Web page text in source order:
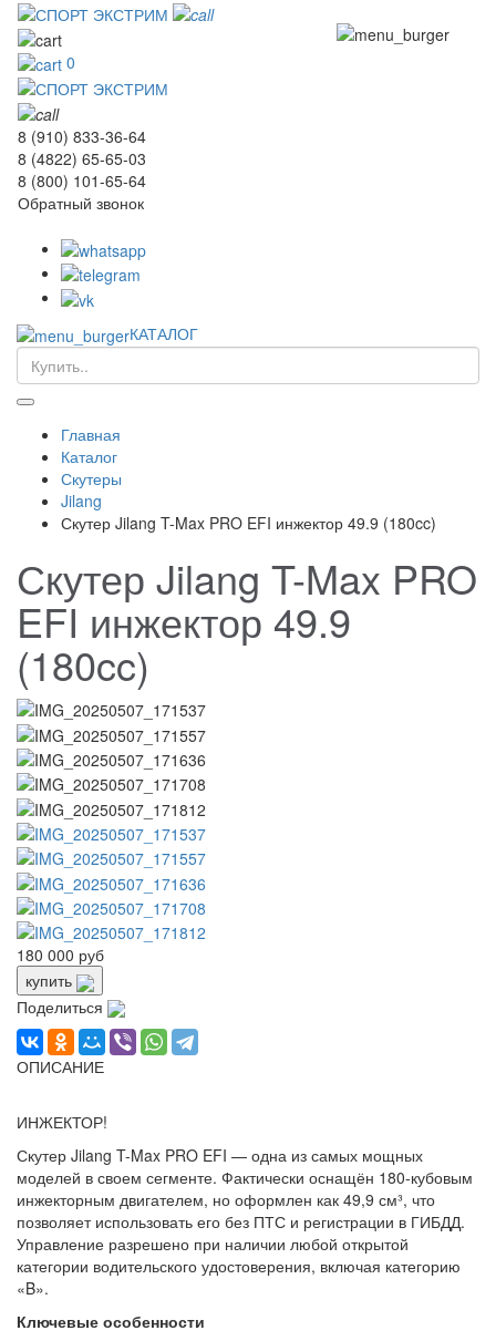
0
8 (910) 833-36-64
8 (4822) 65-65-03
8 (800) 101-65-64
Обратный звонок
КАТАЛОГ
Главная
Каталог
Скутеры
Jilang
Скутер Jilang T-Max PRO EFI инжектор 49.9 (180cc)
Скутер Jilang T-Max PRO
EFI инжектор 49.9
(180cc)
180 000 руб
купить
Поделиться
ОПИСАНИЕ
ИНЖЕКТОР!
Скутер Jilang T-Max PRO EFI — одна из самых мощных
моделей в своем сегменте. Фактически оснащён 180-кубовым
инжекторным двигателем, но оформлен как 49,9 см³, что
позволяет использовать его без ПТС и регистрации в ГИБДД.
Управление разрешено при наличии любой открытой
категории водительского удостоверения, включая категорию
«B».
Ключевые особенности